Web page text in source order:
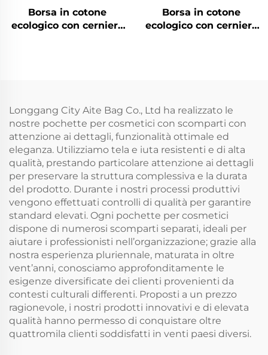
Borsa in cotone
ecologico con cerniera
Borsa in cotone
ecologico con cerniera
Longgang City Aite Bag Co., Ltd ha realizzato le
nostre pochette per cosmetici con scomparti con
attenzione ai dettagli, funzionalità ottimale ed
eleganza. Utilizziamo tela e iuta resistenti e di alta
qualità, prestando particolare attenzione ai dettagli
per preservare la struttura complessiva e la durata
del prodotto. Durante i nostri processi produttivi
vengono effettuati controlli di qualità per garantire
standard elevati. Ogni pochette per cosmetici
dispone di numerosi scomparti separati, ideali per
aiutare i professionisti nell’organizzazione; grazie alla
nostra esperienza pluriennale, maturata in oltre
vent’anni, conosciamo approfonditamente le
esigenze diversificate dei clienti provenienti da
contesti culturali differenti. Proposti a un prezzo
ragionevole, i nostri prodotti innovativi e di elevata
qualità hanno permesso di conquistare oltre
quattromila clienti soddisfatti in venti paesi diversi.